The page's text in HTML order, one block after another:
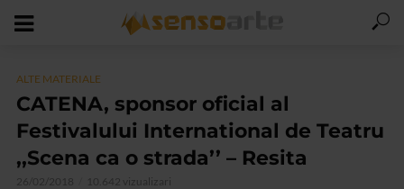
ALTE MATERIALE
CATENA, sponsor oficial al
Festivalului International de Teatru
,,Scena ca o strada’’ – Resita
26/02/2018 10.642 vizualizari